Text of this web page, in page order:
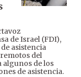
de Israel (FDI),
asistencia
del
algunos de los
de asistencia.